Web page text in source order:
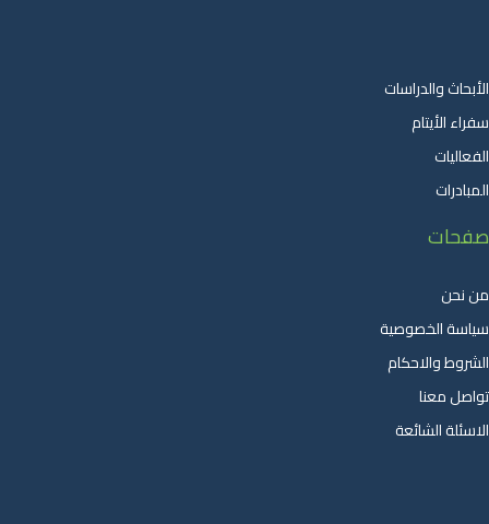
الأبحاث والدراسات
سفراء الأيتام
الفعاليات
المبادرات
صفحات
من نحن
سياسة الخصوصية
الشروط والاحكام
تواصل معنا
الاسئلة الشائعة